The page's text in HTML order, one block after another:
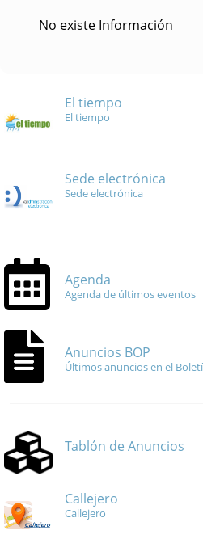
No existe Información
El tiempo
El tiempo
Sede electrónica
Sede electrónica
Agenda
Agenda de últimos eventos
Anuncios BOP
Últimos anuncios en el
Tablón de Anuncios
Callejero
Callejero